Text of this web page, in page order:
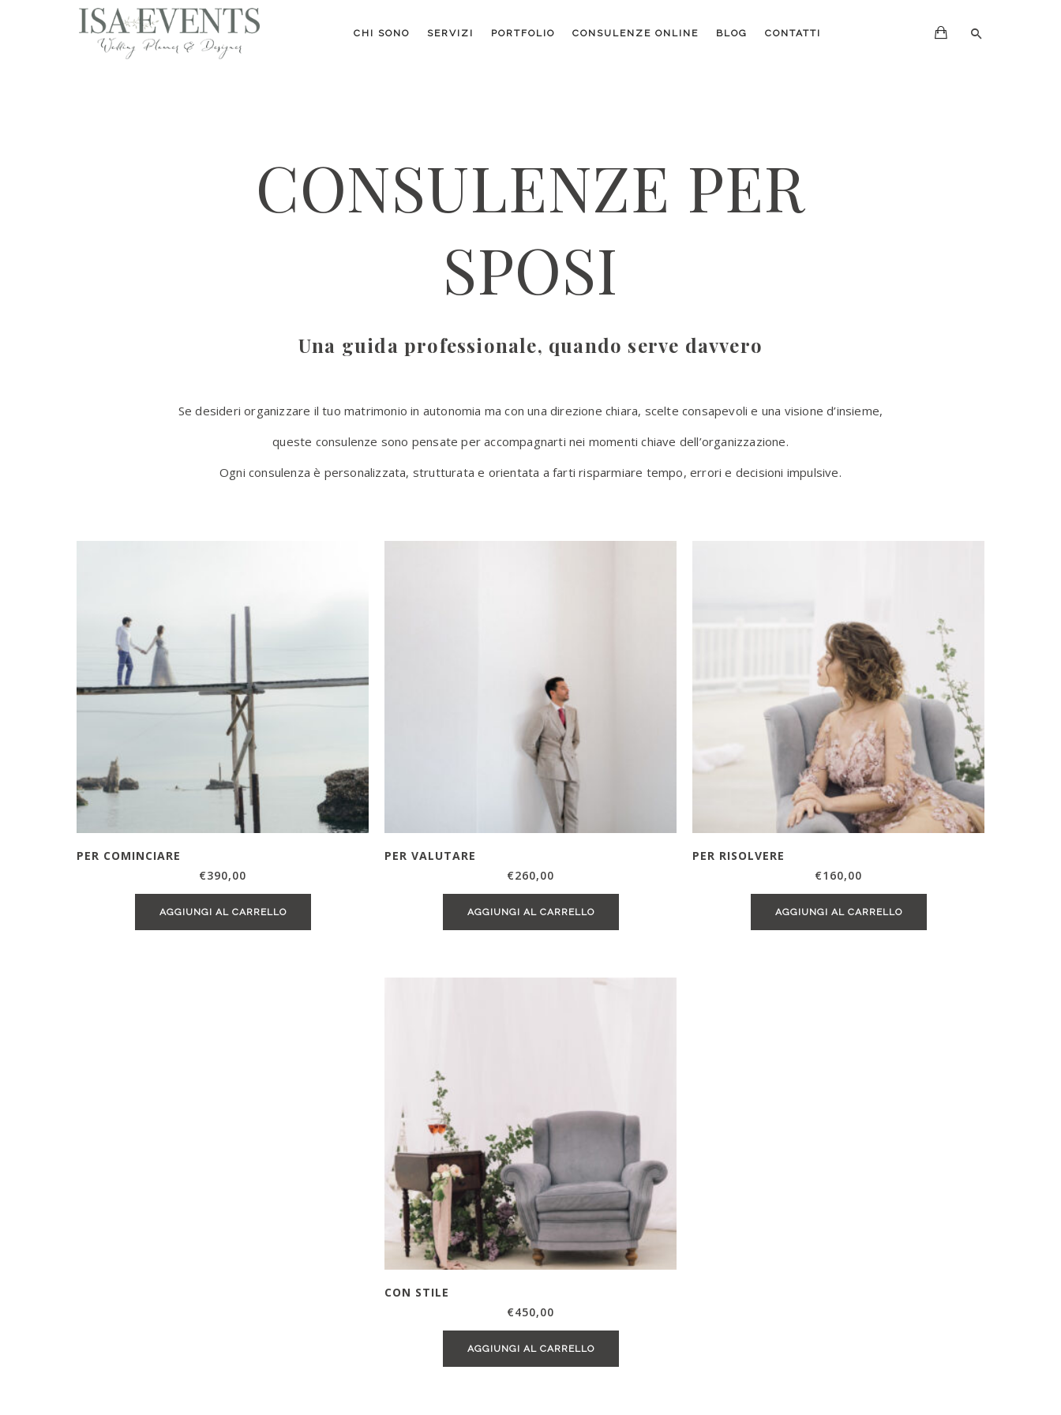
CHI SONO SERVIZI PORTFOLIO CONSULENZE ONLINE BLOG CONTATTI
CONSULENZE PER
SPOSI
Una guida professionale, quando serve davvero
Se desideri organizzare il tuo matrimonio in autonomia ma con una direzione chiara, scelte consapevoli e una visione d’insieme,
queste consulenze sono pensate per accompagnarti nei momenti chiave dell’organizzazione.
Ogni consulenza è personalizzata, strutturata e orientata a farti risparmiare tempo, errori e decisioni impulsive.
PER COMINCIARE
€390,00
AGGIUNGI AL CARRELLO
PER VALUTARE
€260,00
AGGIUNGI AL CARRELLO
PER RISOLVERE
€160,00
AGGIUNGI AL CARRELLO
CON STILE
€450,00
AGGIUNGI AL CARRELLO